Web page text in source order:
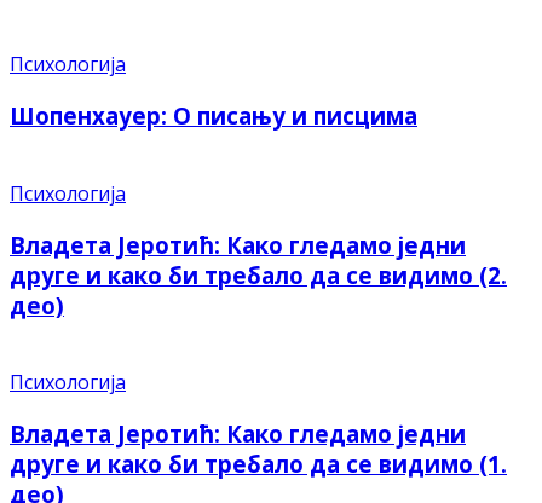
Психологија
Шопенхауер: О писању и писцима
Психологија
Владета Јеротић: Како гледамо једни
друге и како би требало да се видимо (2.
део)
Психологија
Владета Јеротић: Како гледамо једни
друге и како би требало да се видимо (1.
део)